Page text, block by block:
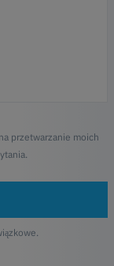
przetwarzanie moich